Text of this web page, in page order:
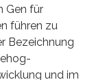
Gen für
führen zu
Bezeichnung
und im